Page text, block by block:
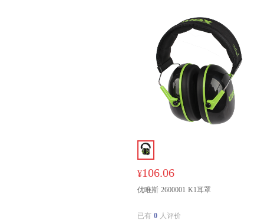
¥106.06
优唯斯 2600001 K1耳罩
已有 0 人评价